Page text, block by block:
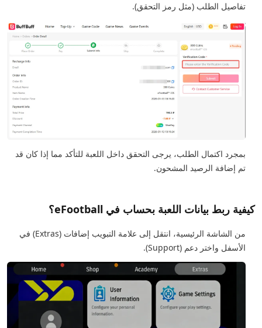
تفاصيل الطلب (مثل رمز التحقق).
بمجرد اكتمال الطلب، يرجى التحقق داخل اللعبة للتأكد مما إذا كان قد
تم إضافة الرصيد المشحون.
كيفية ربط بيانات اللعبة بحساب في eFootball؟
من الشاشة الرئيسية، انتقل إلى علامة التبويب إضافات (Extras) في
الأسفل واختر دعم (Support).